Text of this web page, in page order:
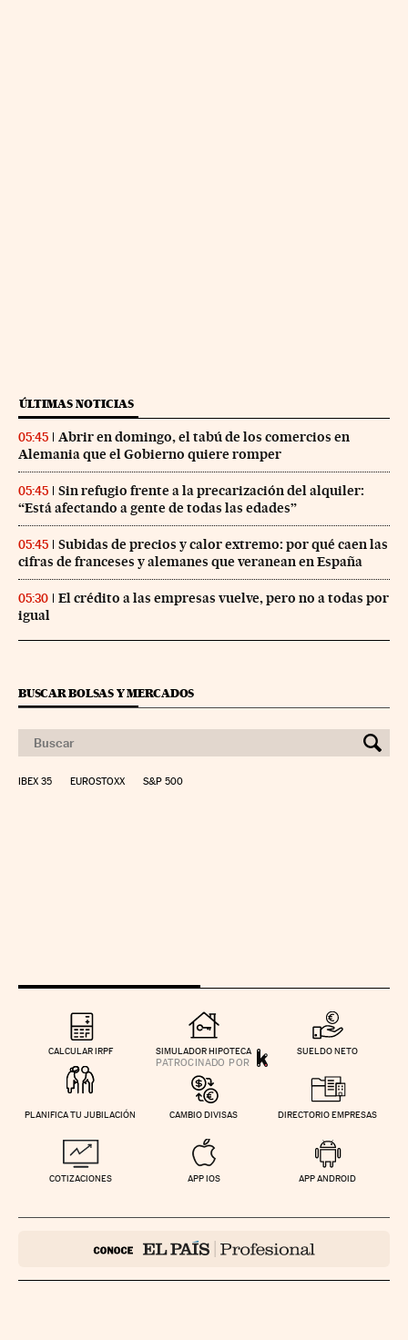
ÚLTIMAS NOTICIAS
05:45
Abrir en domingo, el tabú de los comercios en
Alemania que el Gobierno quiere romper
05:45
Sin refugio frente a la precarización del alquiler:
“Está afectando a gente de todas las edades”
05:45
Subidas de precios y calor extremo: por qué caen las
cifras de franceses y alemanes que veranean en España
05:30
El crédito a las empresas vuelve, pero no a todas por
igual
BUSCAR BOLSAS Y MERCADOS
IBEX 35 EUROSTOXX S&P 500
CALCULAR IRPF SIMULADOR HIPOTECA SUELDO NETO
PLANIFICA TU JUBILACIÓN CAMBIO DIVISAS DIRECTORIO EMPRESAS
COTIZACIONES APP IOS APP ANDROID